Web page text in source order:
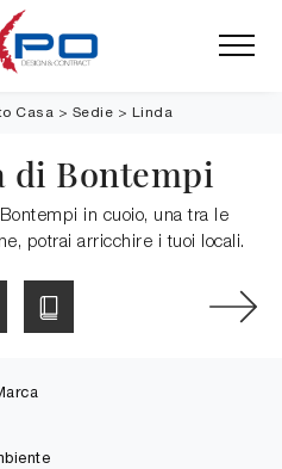
Casa > Sedie > Linda
di Bontempi
in cuoio, una tra le
potrai arricchire i tuoi locali.